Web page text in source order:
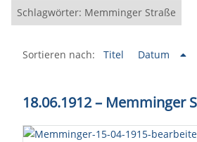
Schlagwörter: Memminger Straße
Sortieren nach: Titel Datum
18.06.1912– Memminger